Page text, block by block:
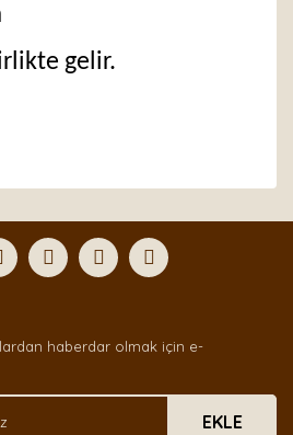
gelir.
Yorum Yaz
iletebilirsiniz.
teşekkür ederiz.
eksik bilgiler bulunuyor.
bulunuyor.
daha pahalı.
alternatifler olmalı.
haberdar olmak için e-
EKLE